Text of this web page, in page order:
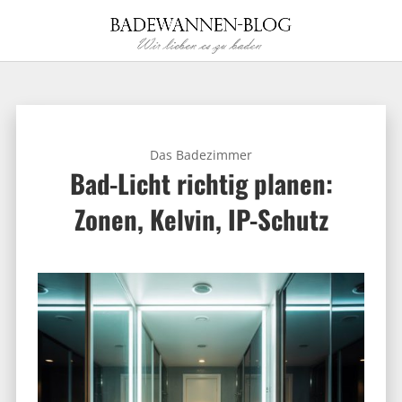
Bad-Licht richtig planen:
Zonen, Kelvin, IP-Schutz
Das Badezimmer